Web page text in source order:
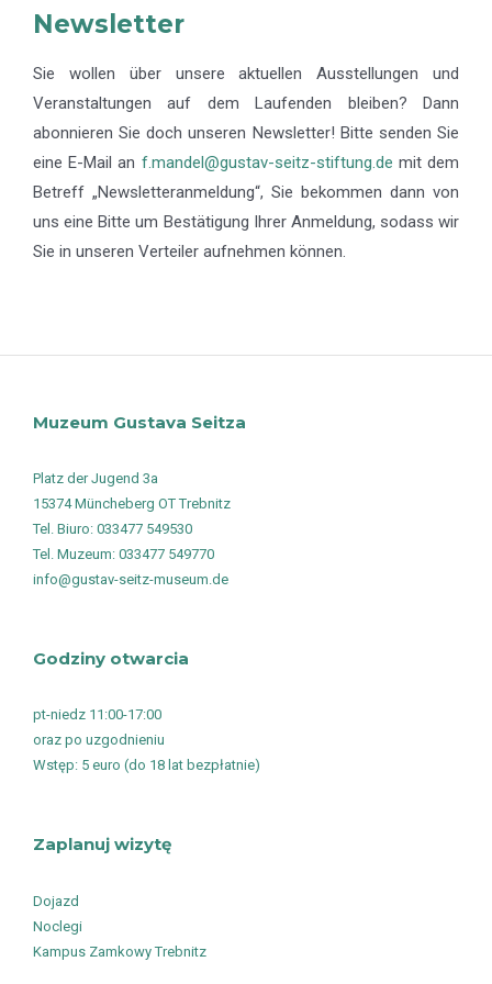
Newsletter
Sie wollen über unsere aktuellen Ausstellungen und
Veranstaltungen auf dem Laufenden bleiben? Dann
abonnieren Sie doch unseren Newsletter! Bitte senden Sie
eine E-Mail an f.mandel@gustav-seitz-stiftung.de mit dem
Betreff „Newsletteranmeldung“, Sie bekommen dann von
uns eine Bitte um Bestätigung Ihrer Anmeldung, sodass wir
Sie in unseren Verteiler aufnehmen können.
Muzeum Gustava Seitza
Platz der Jugend 3a
15374 Müncheberg OT Trebnitz
Tel. Biuro: 033477 549530
Tel. Muzeum: 033477 549770
info@gustav-seitz-museum.de
Godziny otwarcia
pt-niedz 11:00-17:00
oraz po uzgodnieniu
Wstęp: 5 euro (do 18 lat bezpłatnie)
Zaplanuj wizytę
Dojazd
Noclegi
Kampus Zamkowy Trebnitz